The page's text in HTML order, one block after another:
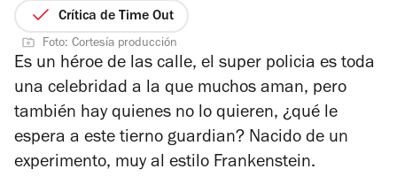
estrellas
Crítica de Time Out
Foto: Cortesía producción
Es un héroe de las calle, el super policia es toda
una celebridad a la que muchos aman, pero
también hay quienes no lo quieren, ¿qué le
espera a este tierno guardian? Nacido de un
experimento, muy al estilo Frankenstein.